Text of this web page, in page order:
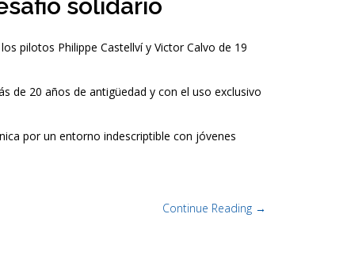
solidario
pilotos Philippe Castellví y Victor Calvo de 19
de 20 años de antigüedad y con el uso exclusivo
por un entorno indescriptible con jóvenes
Continue Reading →